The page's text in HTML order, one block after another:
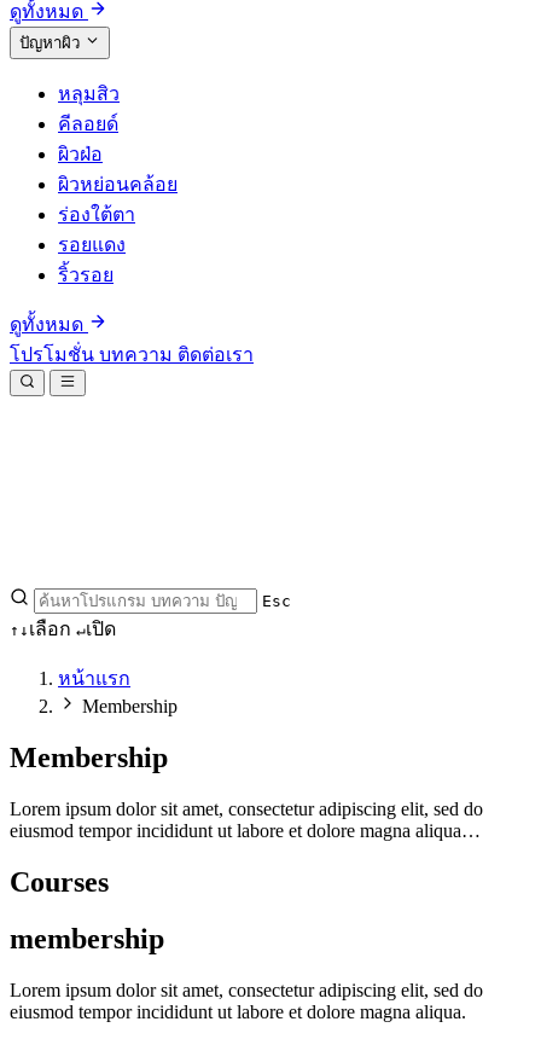
ดูทั้งหมด
ปัญหาผิว
หลุมสิว
คีลอยด์
ผิวฝ่อ
ผิวหย่อนคล้อย
ร่องใต้ตา
รอยแดง
ริ้วรอย
ดูทั้งหมด
โปรโมชั่น บทความ ติดต่อเรา
Esc
↑ ↓ เลือก ↵เปิด
หน้าแรก
Membership
Membership
Lorem ipsum dolor sit amet, consectetur adipiscing elit, sed do
eiusmod tempor incididunt ut labore et dolore magna aliqua…
Courses
membership
Lorem ipsum dolor sit amet, consectetur adipiscing elit, sed do
eiusmod tempor incididunt ut labore et dolore magna aliqua.